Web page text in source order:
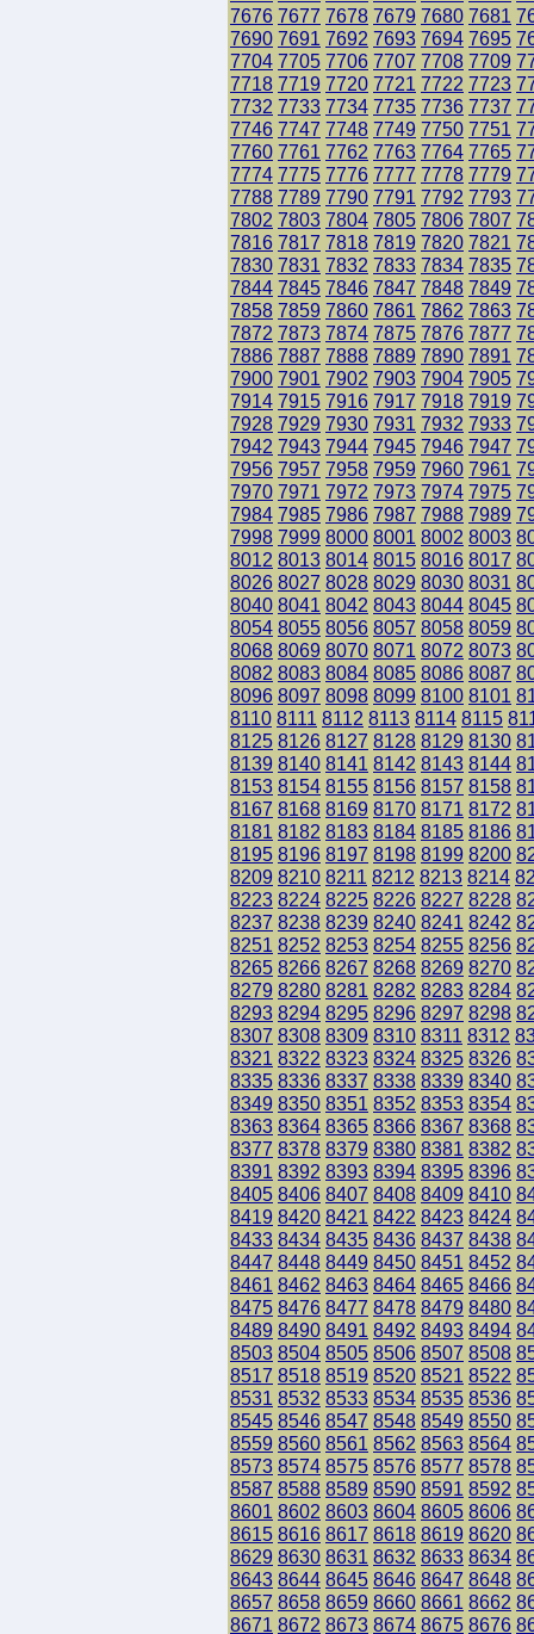
7676 7677 7678 7679 7680 7681
7690 7691 7692 7693 7694 7695
7704 7705 7706 7707 7708 7709
7718 7719 7720 7721 7722 7723
7732 7733 7734 7735 7736 7737
7746 7747 7748 7749 7750 7751
7760 7761 7762 7763 7764 7765
7774 7775 7776 7777 7778 7779
7788 7789 7790 7791 7792 7793
7802 7803 7804 7805 7806 7807
7816 7817 7818 7819 7820 7821
7830 7831 7832 7833 7834 7835
7844 7845 7846 7847 7848 7849
7858 7859 7860 7861 7862 7863
7872 7873 7874 7875 7876 7877
7886 7887 7888 7889 7890 7891
7900 7901 7902 7903 7904 7905
7914 7915 7916 7917 7918 7919
7928 7929 7930 7931 7932 7933
7942 7943 7944 7945 7946 7947
7956 7957 7958 7959 7960 7961
7970 7971 7972 7973 7974 7975
7984 7985 7986 7987 7988 7989
7998 7999 8000 8001 8002 8003
8012 8013 8014 8015 8016 8017
8026 8027 8028 8029 8030 8031
8040 8041 8042 8043 8044 8045
8054 8055 8056 8057 8058 8059
8068 8069 8070 8071 8072 8073
8082 8083 8084 8085 8086 8087
8096 8097 8098 8099 8100 8101
8110 8111 8112 8113 8114 8115
8125 8126 8127 8128 8129 8130
8139 8140 8141 8142 8143 8144
8153 8154 8155 8156 8157 8158
8167 8168 8169 8170 8171 8172
8181 8182 8183 8184 8185 8186
8195 8196 8197 8198 8199 8200
8209 8210 8211 8212 8213 8214
8223 8224 8225 8226 8227 8228
8237 8238 8239 8240 8241 8242
8251 8252 8253 8254 8255 8256
8265 8266 8267 8268 8269 8270
8279 8280 8281 8282 8283 8284
8293 8294 8295 8296 8297 8298
8307 8308 8309 8310 8311 8312
8321 8322 8323 8324 8325 8326
8335 8336 8337 8338 8339 8340
8349 8350 8351 8352 8353 8354
8363 8364 8365 8366 8367 8368
8377 8378 8379 8380 8381 8382
8391 8392 8393 8394 8395 8396
8405 8406 8407 8408 8409 8410
8419 8420 8421 8422 8423 8424
8433 8434 8435 8436 8437 8438
8447 8448 8449 8450 8451 8452
8461 8462 8463 8464 8465 8466
8475 8476 8477 8478 8479 8480
8489 8490 8491 8492 8493 8494
8503 8504 8505 8506 8507 8508
8517 8518 8519 8520 8521 8522
8531 8532 8533 8534 8535 8536
8545 8546 8547 8548 8549 8550
8559 8560 8561 8562 8563 8564
8573 8574 8575 8576 8577 8578
8587 8588 8589 8590 8591 8592
8601 8602 8603 8604 8605 8606
8615 8616 8617 8618 8619 8620
8629 8630 8631 8632 8633 8634
8643 8644 8645 8646 8647 8648
8657 8658 8659 8660 8661 8662
8671 8672 8673 8674 8675 8676